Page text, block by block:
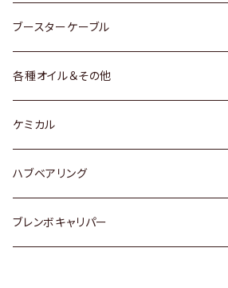
レクサス
スバル
マツダ
三菱
スバル
スバル
ダイハツ
マツダ
ダイハツ
マツダ
スバル
トヨタ
ホンダ
スズキ
日産
ダイハツ
ブースターケーブル
各種オイル＆その他
ディーデル洗浄添加剤
ケミカル
ハブベアリング
トヨタ
ブレンボキャリパー